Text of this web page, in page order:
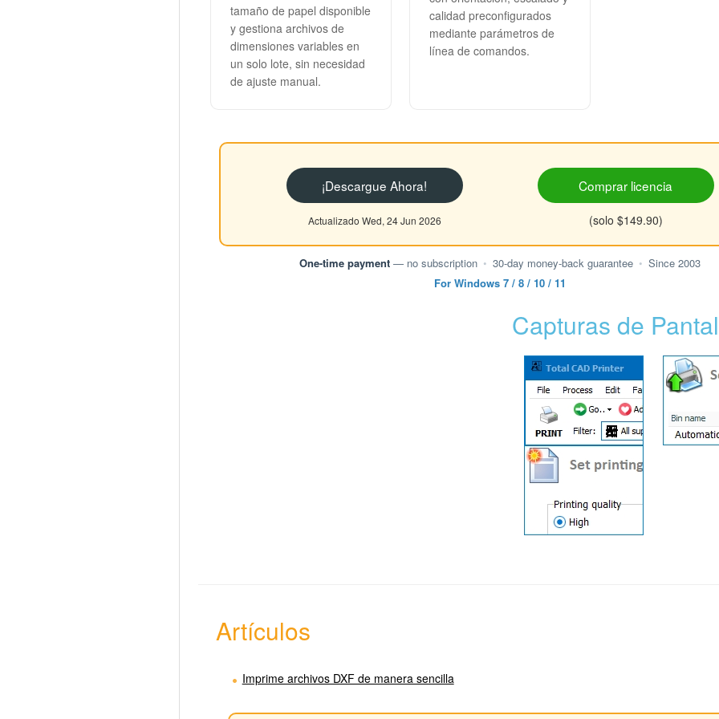
tamaño de papel disponible
y gestiona archivos de
dimensiones variables en
un solo lote, sin necesidad
de ajuste manual.
calidad preconfigurados
mediante parámetros de
línea de comandos.
¡Descargue Ahora!
Actualizado Wed, 24 Jun 2026
Comprar licencia
(solo $149.90)
One-time payment— no subscription • 30-day money-back guarantee • Since 2003
For Windows 7 / 8 / 10 / 11
Capturas de
Artículos
Imprime archivos DXF de manera sencilla